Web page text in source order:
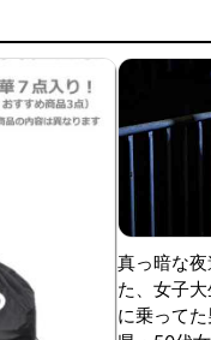
真っ暗な
た、女子
に乗って